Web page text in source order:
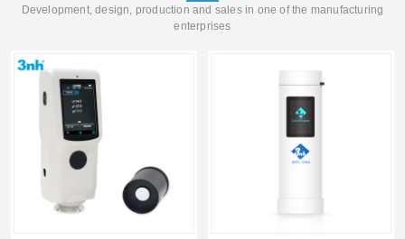
Development, design, production and sales in one of the manufacturing
enterprises